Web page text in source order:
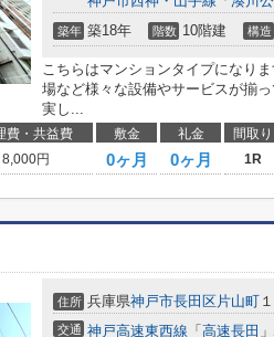
築年 築18年 階数 10階建 構造
こちらはマンションタイプになり
場など様々な設備やサービスが揃
実し...
費・共益費 敷金 礼金 間取り
8,000円 0ヶ月 0ヶ月 1R
住所 兵庫県神戸市長田区片山町
交通 神戸高速東西線 「 高速長田